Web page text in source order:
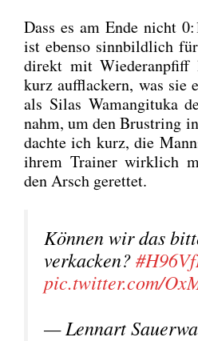
Dass es am Ende nicht
ist eben­so sinn­bild­lich
direkt mit Wie­der­an­pfiff
kurz auf­fla­ckern, was sie
als Silas Waman­gi­tu­ka
nahm, um den Brust­ring
dach­te ich kurz, die
ihrem Trai­ner wirk­lich
den Arsch geret­tet.
Kön­nen wir das
ver­ka­cken?
pic.twitter.com/
— Lenn­art